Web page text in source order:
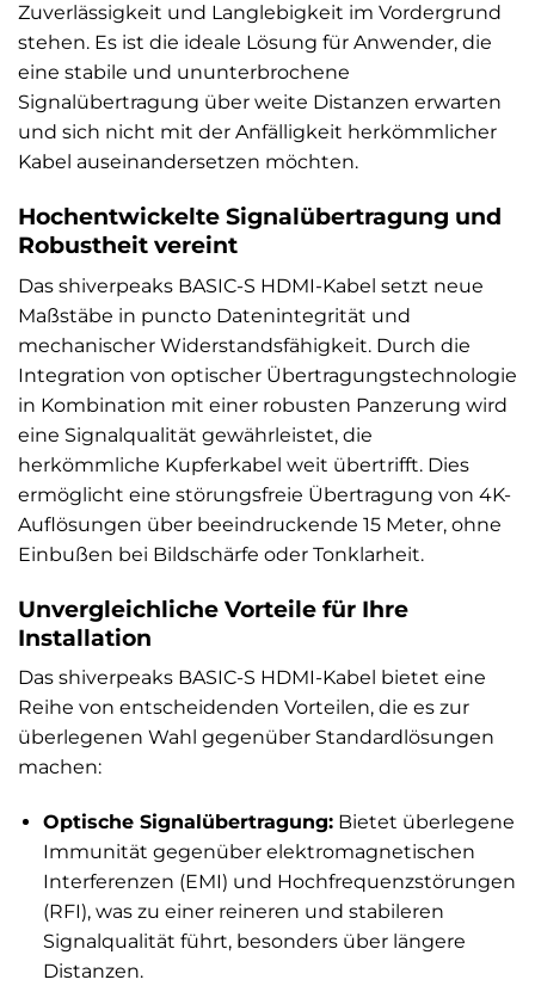
Zuverlässigkeit und Langlebigkeit im Vordergrund
stehen. Es ist die ideale Lösung für Anwender, die
eine stabile und ununterbrochene
Signalübertragung über weite Distanzen erwarten
und sich nicht mit der Anfälligkeit herkömmlicher
Kabel auseinandersetzen möchten.
Hochentwickelte Signalübertragung und
Robustheit vereint
Das shiverpeaks BASIC-S HDMI-Kabel setzt neue
Maßstäbe in puncto Datenintegrität und
mechanischer Widerstandsfähigkeit. Durch die
Integration von optischer Übertragungstechnologie
in Kombination mit einer robusten Panzerung wird
eine Signalqualität gewährleistet, die
herkömmliche Kupferkabel weit übertrifft. Dies
ermöglicht eine störungsfreie Übertragung von 4K-
Auflösungen über beeindruckende 15 Meter, ohne
Einbußen bei Bildschärfe oder Tonklarheit.
Unvergleichliche Vorteile für Ihre
Installation
Das shiverpeaks BASIC-S HDMI-Kabel bietet eine
Reihe von entscheidenden Vorteilen, die es zur
überlegenen Wahl gegenüber Standardlösungen
machen:
Optische Signalübertragung:Bietet überlegene
Immunität gegenüber elektromagnetischen
Interferenzen (EMI) und Hochfrequenzstörungen
(RFI), was zu einer reineren und stabileren
Signalqualität führt, besonders über längere
Distanzen.